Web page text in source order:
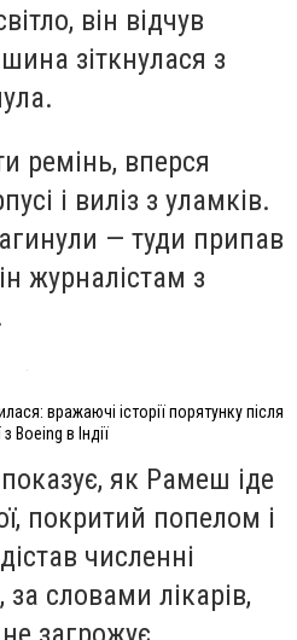
він відчув
зіткнулася з
ремінь, вперся
і виліз з уламків.
— туди припав
журналістам з
вражаючі історії порятунку після
з Boeing в Індії
показує, як Рамеш іде
покритий попелом і
численні
словами лікарів,